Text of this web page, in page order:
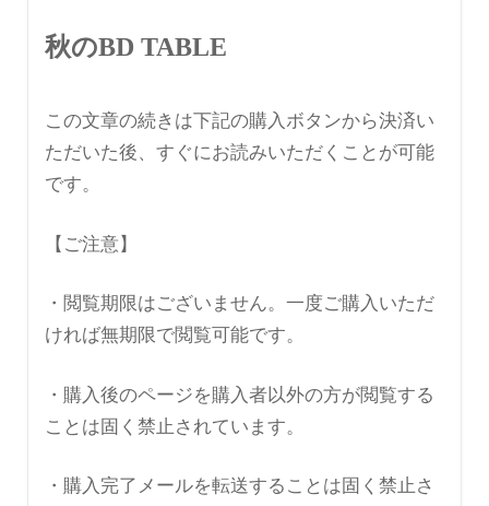
秋のBD TABLE
この文章の続きは下記の購入ボタンから決済い
ただいた後、すぐにお読みいただくことが可能
です。
【ご注意】
・閲覧期限はございません。一度ご購入いただ
ければ無期限で閲覧可能です。
・購入後のページを購入者以外の方が閲覧する
ことは固く禁止されています。
・購入完了メールを転送することは固く禁止さ